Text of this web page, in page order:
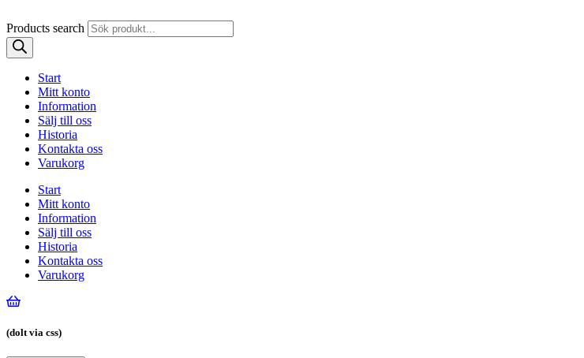
Products search
Start
Mitt konto
Information
Sälj till oss
Historia
Kontakta oss
Varukorg
Start
Mitt konto
Information
Sälj till oss
Historia
Kontakta oss
Varukorg
(dolt via css)